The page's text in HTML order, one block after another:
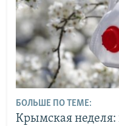
БОЛЬШЕ ПО ТЕМЕ:
Крымская неделя: